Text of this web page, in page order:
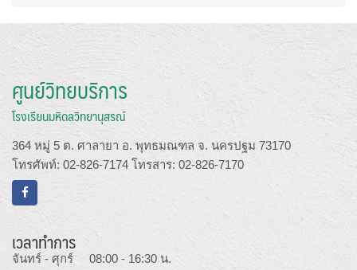
ศูนย์วิทยบริการ
โรงเรียนมหิดลวิทยานุสรณ์
364 หมู่ 5 ต. ศาลายา อ. พุทธมณฑล จ. นครปฐม 73170
โทรศัพท์: 02-826-7174 โทรสาร: 02-826-7170
เวลาทำการ
จันทร์ - ศุกร์ 08:00 - 16:30 น.